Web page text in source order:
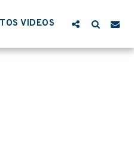
VIDEOS